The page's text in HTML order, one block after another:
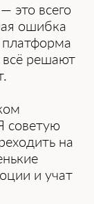
это всего
ошибка
всё решают
советую
на
и учат